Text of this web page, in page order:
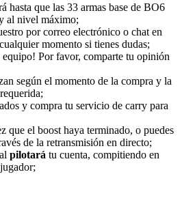
hasta que las 33 armas base de BO6
al nivel máximo;
por correo electrónico o chat en
momento si tienes dudas;
equipo! Por favor, comparte tu opinión
según el momento de la compra y la
y compra tu servicio de carry para
que el boost haya terminado, o puedes
de la retransmisión en directo;
pilotará tu cuenta, compitiendo en